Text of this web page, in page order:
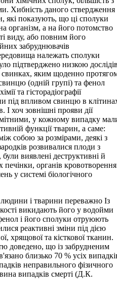
Хибність даного ствердження
які показують, що ці сполуки
організм, а на його потомство
виду, або повним його
забруднювачів
належать сполуки
підтверджено низкою
яким щоденно
(одній групі) та фенол
та гісторадіографії
під впливом свинцю в
І хоч зовнішні прояви дії
у кожному випадку
функції тварин, а саме:
собою за розмірами, деякі з
розвивалися плоди з
виявлені деструктивні й
печінки, органів
у системі біологічного
і тварини переважно Із
викидають його у водойми
і його сполуки отруюють
реактивні зміни під дією
хрящової та кісткової тканин.
доведено, що із забрудненим
близько 70 % усіх
неправильного фізичного
випадків смерті (Д.К.